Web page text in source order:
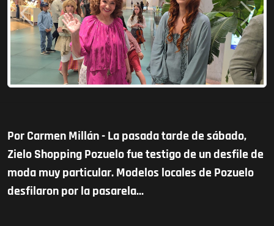
Anterior
Por Carmen Millán - La pasada tarde de sábado,
Zielo Shopping Pozuelo fue testigo de un desfile de
moda muy particular. Modelos locales de Pozuelo
desfilaron por la pasarela...